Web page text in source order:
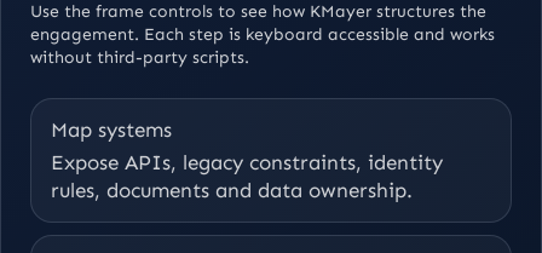
Use the frame controls to see how KMayer structures the
engagement. Each step is keyboard accessible and works
without third-party scripts.
Map systems
Expose APIs, legacy constraints, identity
rules, documents and data ownership.